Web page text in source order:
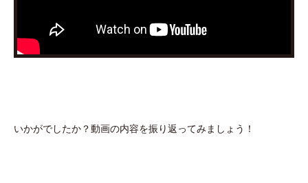
いかがでしたか？動画の内容を振り返ってみましょう！